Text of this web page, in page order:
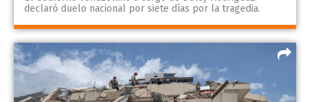
declaró duelo nacional por siete días por la tragedia.